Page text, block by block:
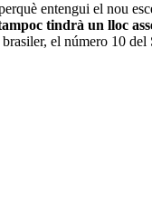
entengui el nou
tindrà un lloc
el número 10 del